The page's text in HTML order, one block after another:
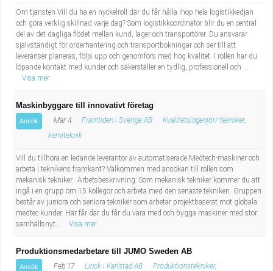
Om tjänsten Vill du ha en nyckelroll där du får hålla ihop hela logistikkedjan
och göra verklig skillnad varje dag? Som logistikkoordinator blir du en central
del av det dagliga flödet mellan kund, lager och transportörer. Du ansvarar
självständigt för orderhantering och transportbokningar och ser till att
leveranser planeras, följs upp och genomförs med hög kvalitet. I rollen har du
löpande kontakt med kunder och säkerställer en tydlig, professionell och ...
Visa mer
Maskinbyggare till innovativt företag
Ansök Mar 4 Framtiden i Sverige AB
Kvalitetsingenjör/-tekniker,
kemiteknik
Vill du tillhöra en ledande leverantör av automatiserade Medtech-maskiner och
arbeta i teknikens framkant? Välkommen med ansökan till rollen som
mekanisk tekniker. Arbetsbeskrivning: Som mekanisk tekniker kommer du att
ingå i en grupp om 15 kollegor och arbeta med den senaste tekniken. Gruppen
består av juniora och seniora tekniker som arbetar projektbaserat mot globala
medtec kunder. Här får där du får du vara med och bygga maskiner med stor
samhällsnyt...
Visa mer
Produktionsmedarbetare till JUMO Sweden AB
Ansök Feb 17 Linck i Karlstad AB
Produktionstekniker,